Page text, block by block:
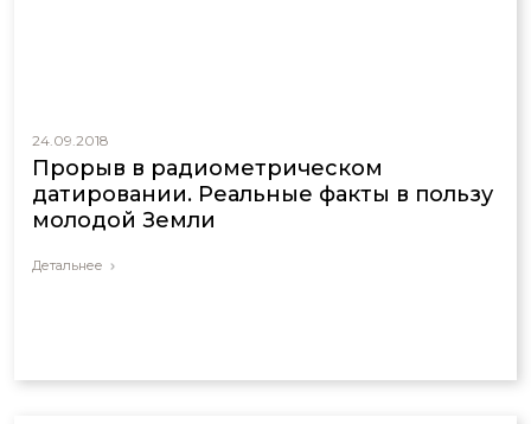
24.09.2018
Прорыв в радиометрическом
датировании. Реальные факты в пользу
молодой Земли
Детальнее